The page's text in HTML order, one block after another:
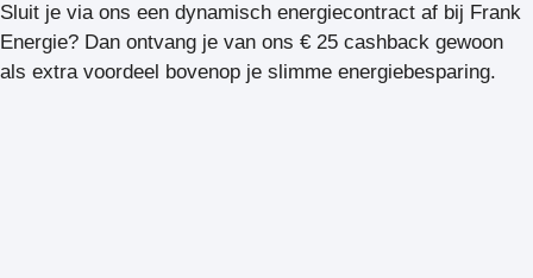
Sluit je via ons een dynamisch energiecontract af bij Frank
Energie? Dan ontvang je van ons € 25 cashback gewoon
als extra voordeel bovenop je slimme energiebesparing.